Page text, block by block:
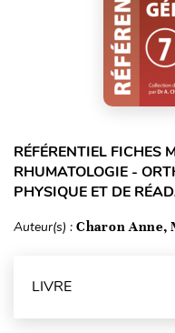
RÉFÉRENTIEL FICHES
RHUMATOLOGIE -
PHYSIQUE ET DE
Auteur(s) : Charon Anne,
LIVRE